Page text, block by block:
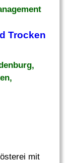
Trocken
mit